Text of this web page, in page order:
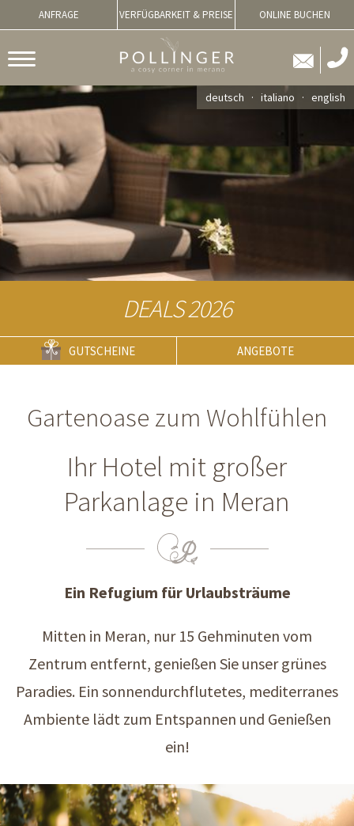
ANFRAGE VERFÜGBARKEIT & PREISE ONLINE BUCHEN
deutsch italiano english
DEALS 2026
GUTSCHEINE ANGEBOTE
Gartenoase zum Wohlfühlen
Ihr Hotel mit großer
Parkanlage in Meran
Ein Refugium für Urlaubsträume
Mitten in Meran, nur 15 Gehminuten vom
Zentrum entfernt, genießen Sie unser grünes
Paradies. Ein sonnendurchflutetes, mediterranes
Ambiente lädt zum Entspannen und Genießen
ein!